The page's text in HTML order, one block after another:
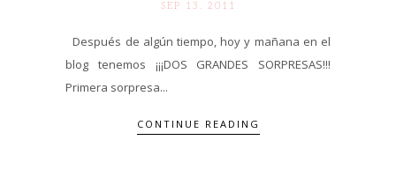
SEP 13. 2011
Después de algún tiempo, hoy y mañana en el
blog tenemos ¡¡¡DOS GRANDES SORPRESAS!!!
Primera sorpresa...
CONTINUE READING